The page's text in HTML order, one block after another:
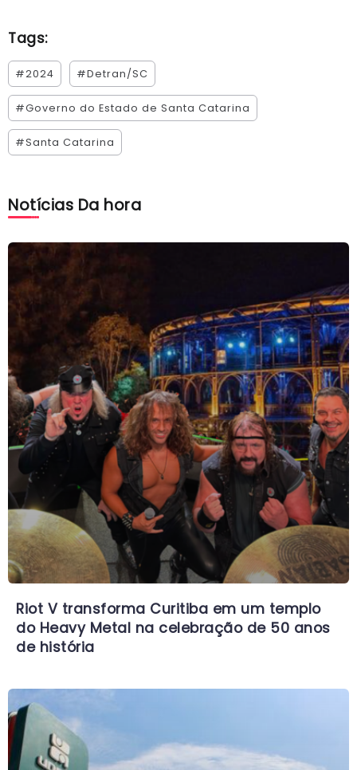
Tags:
#2024 #Detran/SC
#Governo do Estado de Santa Catarina
#Santa Catarina
Notícias Da hora
Riot V transforma Curitiba em um templo
do Heavy Metal na celebração de 50 anos
de história